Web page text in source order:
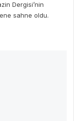
Dergisi’nin
sahne oldu.